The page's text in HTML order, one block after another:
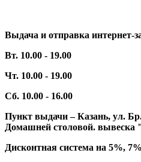
Выдача и отправка интернет-
Вт. 10.00 - 19.00
Чт. 10.00 - 19.00
Сб. 10.00 - 16.00
Пункт выдачи – Казань, ул.
Домашней столовой.
Дисконтная система на 5%,